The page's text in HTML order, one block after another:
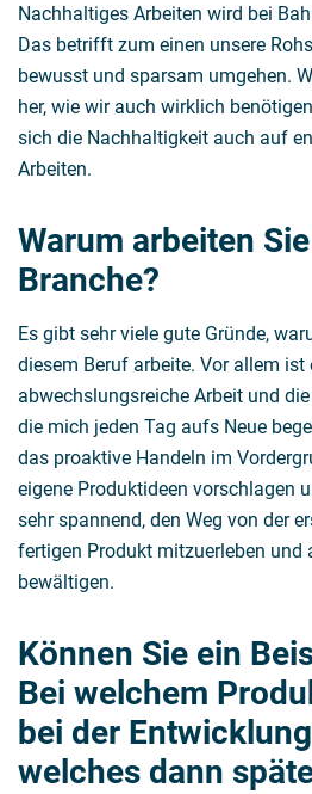
Nachhaltiges Arbeiten wird bei
Das betrifft zum einen unsere
bewusst und sparsam umgehen.
her, wie wir auch wirklich
sich die Nachhaltigkeit auch auf
Arbeiten.
Warum arbeiten
Branche?
Es gibt sehr viele gute Gründe,
diesem Beruf arbeite. Vor allem ist
abwechslungsreiche Arbeit und
die mich jeden Tag aufs Neue
das proaktive Handeln im
eigene Produktideen vorschlagen
sehr spannend, den Weg von der
fertigen Produkt mitzuerleben und
bewältigen.
Können Sie ein
Bei welchem
bei der
welches dann